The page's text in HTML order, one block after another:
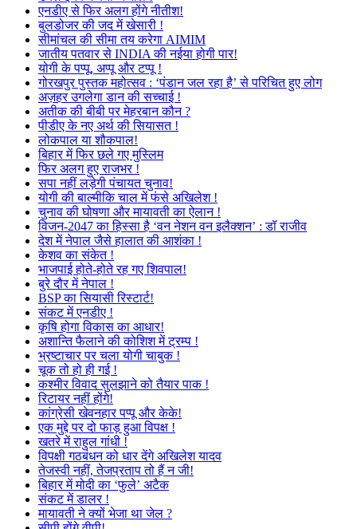
एनडीए से फिर अलग होंगे नीतीश!
बुलडोजर की जद में खेसारी !
सीमांचल की सीमा तय करेगा AIMIM
जातीय पतवार से INDIA की नईया होगी पार!
योगी के पप्पू, अप्पू और टप्पू !
गोरखपुर पुस्तक महोत्सव : ‘पंडान जल रहा है’ से परिचित हुए लोग
अज़हर उगलेगा डान की सच्चाई !
अतीक की बीबी पर मेहरबान कौन ?
पीडीए के नए अर्थ की सियासत !
लोकपाल या शौकपाल!
बिहार में फिर छले गए मुस्लिम
फिर अलग हुए राजभर !
सपा नहीं लड़ेगी पंचायत चुनाव!
योगी की बाल्मीकि चाल में फंसे अखिलेश !
चुनाव की घोषणा और मायावती का ऐलान !
विजन-2047 का हिस्सा है ‘वन नेशन वन इलैक्शन’ : डॉ राजीव
देश में नेपाल जैसे हालात की आशंका !
केशव का संकेत !
भाजपाई होते-होते रह गए शिवपाल!
बुरे दौर में नेपाल !
BSP का सियासी रिस्टार्ट!
संकट में एनडीए !
कृषि होगा विकास का आधार!
अशान्ति फैलाने की कोशिश में ट्रम्प !
भ्रष्टाचार पर चला योगी चाबुक !
चूक तो हो ही गई !
कश्मीर विवाद सुलझाने को तैयार पाक !
रिटायर नहीं होंगे!
कांग्रेसी खेवनहार पप्पू और केके!
एक मुद्दे पर दो फाड़ हुआ विपक्ष !
खतरे में राहुल गांधी !
विपक्षी गठबंधन को धार देंगे अखिलेश यादव
तेजस्वी नहीं, तेजप्रताप तो हैं न जी!
बिहार में मोदी का ‘फुले’ अटैक
संकट में डालर !
मायावती ने क्यों भेजा था जेल ?